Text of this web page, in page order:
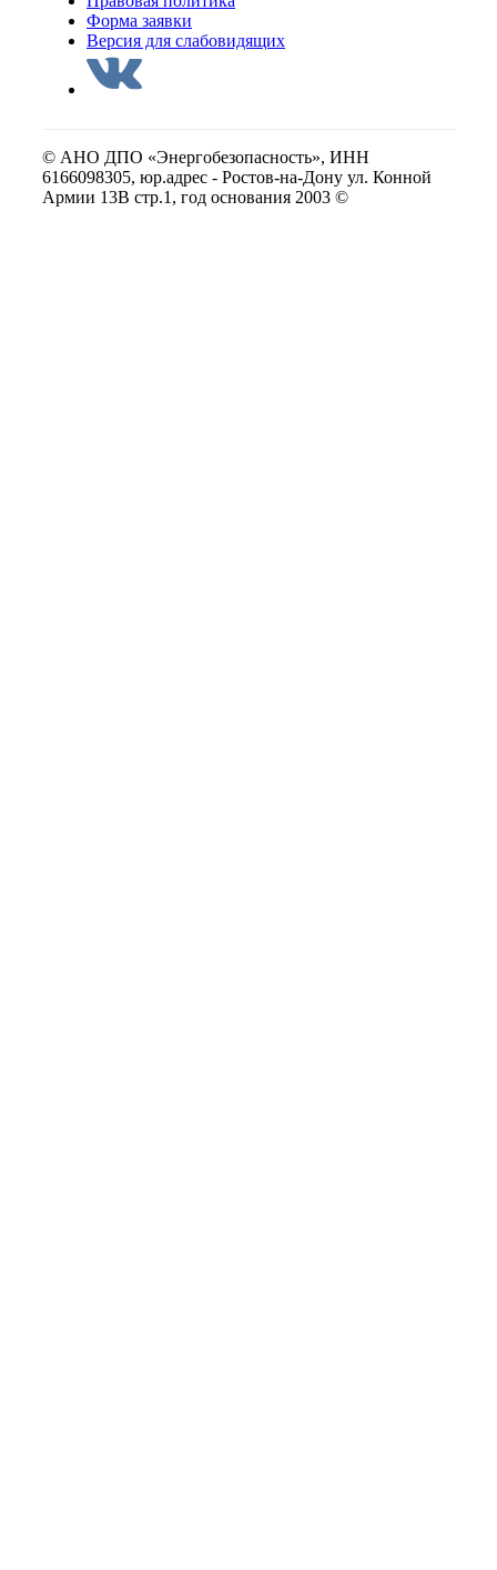
Форма заявки
Версия для слабовидящих
© АНО ДПО «Энергобезопасность», ИНН
6166098305, юр.адрес - Ростов-на-Дону ул. Конной
Армии 13В стр.1, год основания 2003 ©